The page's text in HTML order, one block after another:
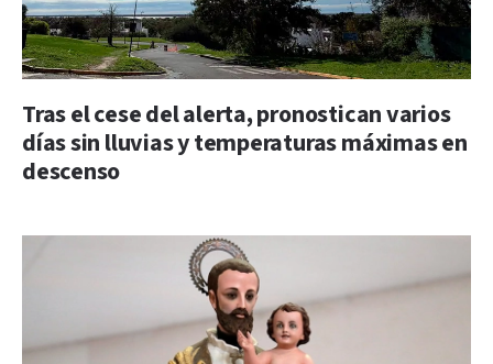
Tras el cese del alerta, pronostican varios
días sin lluvias y temperaturas máximas en
descenso